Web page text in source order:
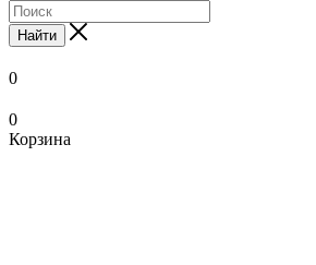
Найти
0
0
Корзина